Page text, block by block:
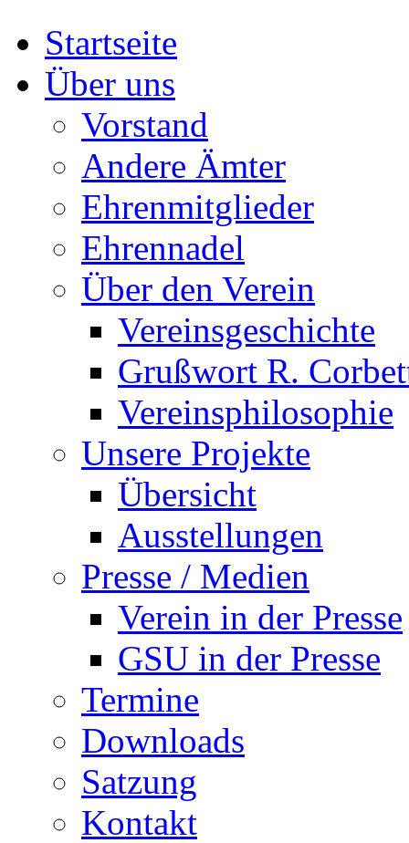
Startseite
Über uns
Vorstand
Andere Ämter
Ehrenmitglieder
Ehrennadel
Über den Verein
Vereinsgeschichte
Grußwort R.
Vereinsphilosophie
Unsere Projekte
Übersicht
Ausstellungen
Presse / Medien
Verein in der Presse
GSU in der Presse
Termine
Downloads
Satzung
Kontakt